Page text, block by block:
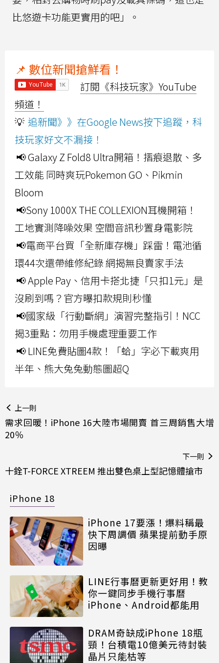
比悠遊卡功能更實用的吧」。
📌 數位新聞搶鮮看！
訂閱《科技玩家》YouTube
頻道！
💡 追新聞》》在Google News按下追蹤，科
技玩家好文不漏接！
📢 Galaxy Z Fold8 Ultra開箱！摺痕退散、多
工效能 同時爽玩Pokemon GO、Pikmin
Bloom
📢Sony 1000X THE COLLEXION耳機開箱！
工地實測降噪效果 空間音訊秒置身電影院
📢電商平台買「全新庫存機」踩雷！電池循
環44次還帶維修紀錄 網揭無良賣家手法
📢 Apple Pay、信用卡搭北捷「只扣1元」是
沒刷到嗎？官方曝扣款規則秒懂
📢國家級「行動斷網」演習完整指引！NCC
揭3重點：勿用手機處理重要工作
📢 LINE免費貼圖4款！「蛤」字必下載爽用
半年、熊大兔兔動態圖超Q
上一則
需求回暖！iPhone 16大陸市場開賣 首三周銷售大增
20％
下一則
十銓T-FORCE XTREEM 推出雙色桌上型記憶體搶市
iPhone 18
iPhone 17要漲！爆料稱最
快下周調價 蘋果提前動手原
因曝
LINE行事曆更新更好用！教
你一鍵同步手機行事曆
iPhone、Android都能用
DRAM奇缺成iPhone 18瓶
頸！台積電10億美元待封裝
晶片只能枯等